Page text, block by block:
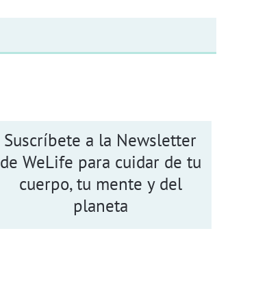
Suscríbete a la Newsletter
de WeLife para cuidar de tu
cuerpo, tu mente y del
planeta